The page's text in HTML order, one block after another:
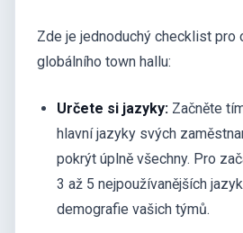
Zde je jednoduchý checklist pro
globálního town hallu:
Určete si jazyky: Začněte
hlavní jazyky svých
pokrýt úplně všechny. Pro
3 až 5 nejpoužívanějších
demografie vašich týmů.